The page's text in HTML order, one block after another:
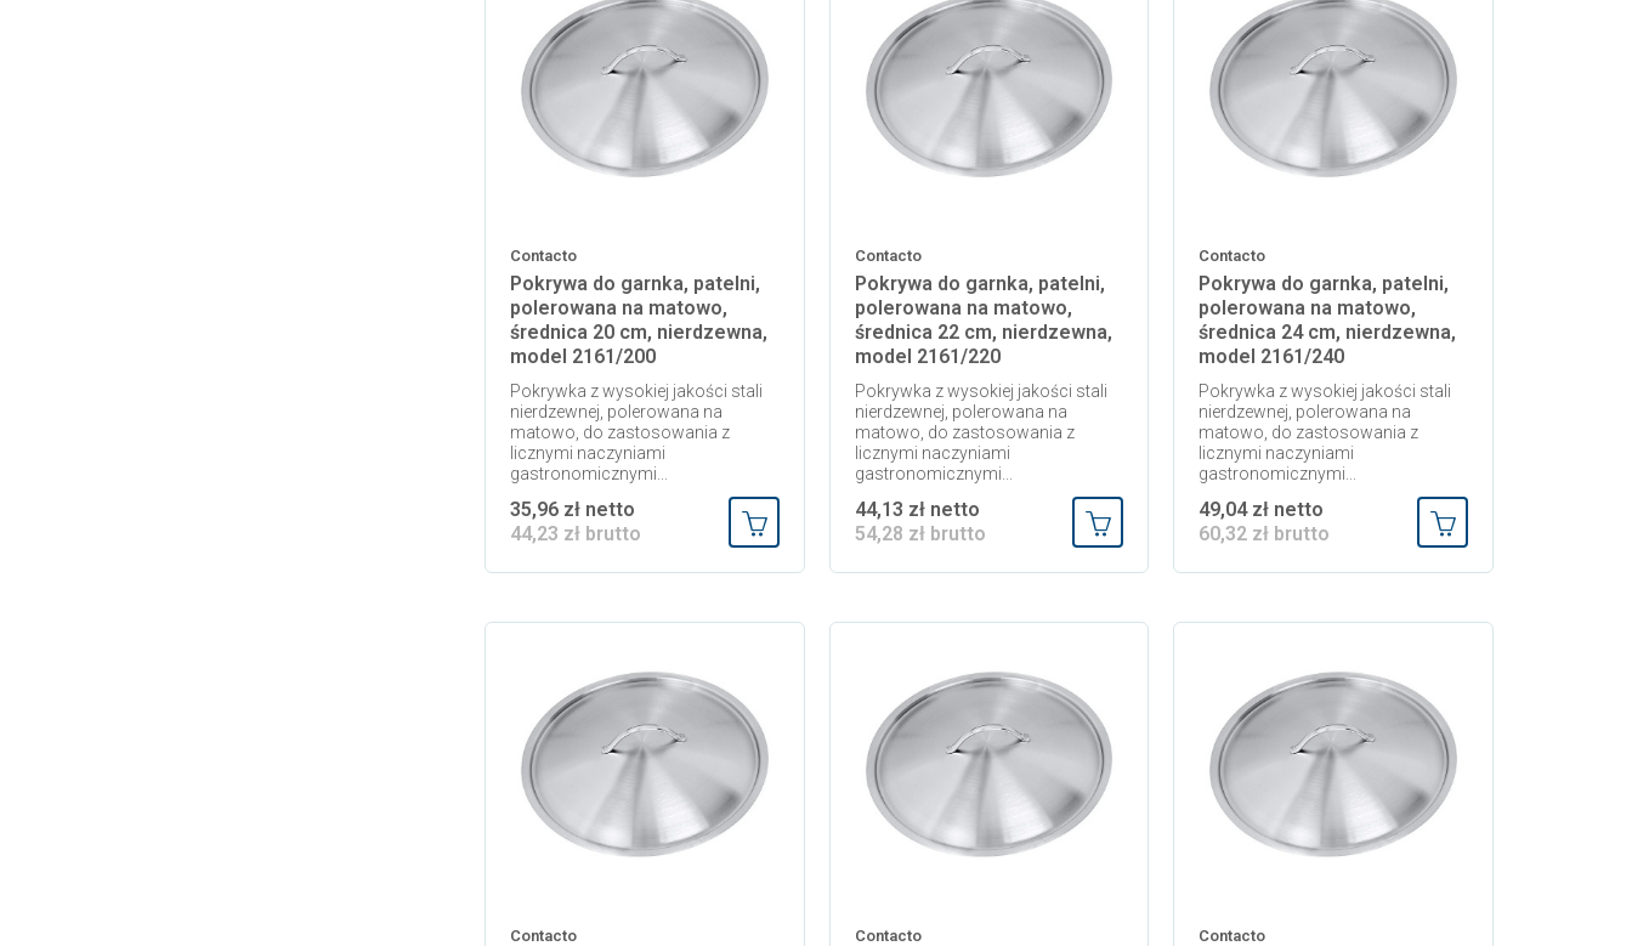
Contacto
Pokrywa do garnka, patelni,
polerowana na matowo,
średnica 20 cm, nierdzewna,
model 2161/200
Pokrywka z wysokiej jakości stali
nierdzewnej, polerowana na
matowo, do zastosowania z
licznymi naczyniami
gastronomicznymi...
35,96 zł netto
44,23 zł brutto
Contacto
Pokrywa do garnka, patelni,
polerowana na matowo,
średnica 22 cm, nierdzewna,
model 2161/220
Pokrywka z wysokiej jakości stali
nierdzewnej, polerowana na
matowo, do zastosowania z
licznymi naczyniami
gastronomicznymi...
44,13 zł netto
54,28 zł brutto
Contacto
Pokrywa do garnka, patelni,
polerowana na matowo,
średnica 24 cm, nierdzewna,
model 2161/240
Pokrywka z wysokiej jakości stali
nierdzewnej, polerowana na
matowo, do zastosowania z
licznymi naczyniami
gastronomicznymi...
49,04 zł netto
60,32 zł brutto
Contacto Contacto Contacto